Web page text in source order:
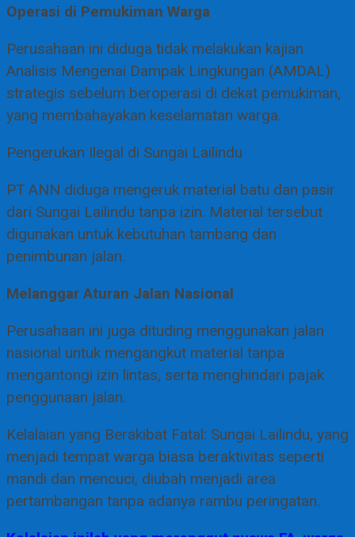
Operasi di Pemukiman Warga
Perusahaan ini diduga tidak melakukan kajian
Analisis Mengenai Dampak Lingkungan (AMDAL)
strategis sebelum beroperasi di dekat pemukiman,
yang membahayakan keselamatan warga.
Pengerukan Ilegal di Sungai Lailindu
PT ANN diduga mengeruk material batu dan pasir
dari Sungai Lailindu tanpa izin. Material tersebut
digunakan untuk kebutuhan tambang dan
penimbunan jalan.
Melanggar Aturan Jalan Nasional
Perusahaan ini juga dituding menggunakan jalan
nasional untuk mengangkut material tanpa
mengantongi izin lintas, serta menghindari pajak
penggunaan jalan.
Kelalaian yang Berakibat Fatal: Sungai Lailindu, yang
menjadi tempat warga biasa beraktivitas seperti
mandi dan mencuci, diubah menjadi area
pertambangan tanpa adanya rambu peringatan.